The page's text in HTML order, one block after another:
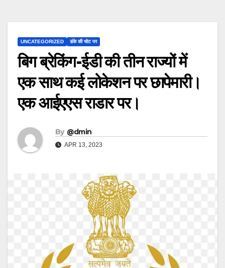
UNCATEGORIZED डंके की चोट पर
बिग ब्रेकिंग-ईडी की तीन राज्यों में
एक साथ कई लोकेशन पर छापेमारी।
एक आईएएस राडार पर।
By @dmin
APR 13, 2023